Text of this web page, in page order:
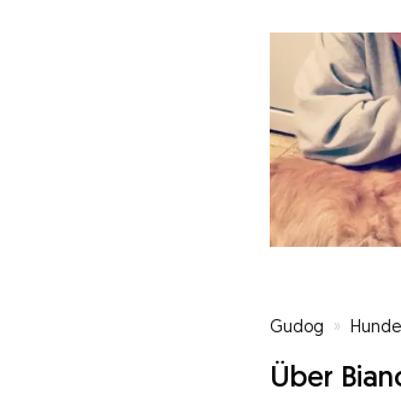
Gudog »
Über